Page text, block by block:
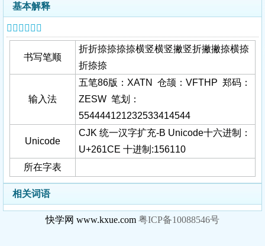
基本解释
𦇎字基本信息
书写笔顺
折折捺捺捺捺横竖横竖撇竖折撇撇捺横捺
折捺捺
输入法
五笔86版：XATN 仓颉：VFTHP 郑码：
ZESW 笔划：
554444121232533414544
Unicode
CJK 统一汉字扩充-B Unicode十六进制：
U+261CE 十进制:156110
所在字表
相关词语
快学网 www.kxue.com 粤ICP备10088546号